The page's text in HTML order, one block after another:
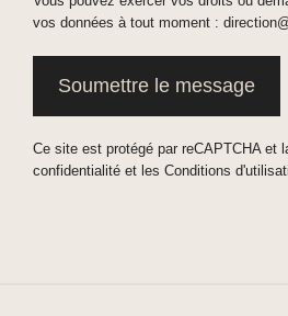
vos données à tout moment :
Ce site est protégé par reCAPTCHA et
confidentialité et les Conditions